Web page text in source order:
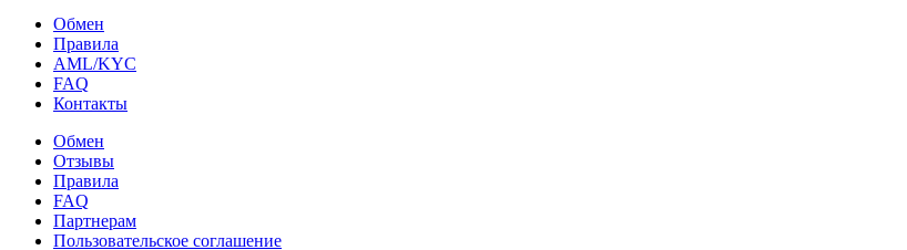
Обмен
Правила
AML/KYC
FAQ
Контакты
Обмен
Отзывы
Правила
FAQ
Партнерам
Пользовательское соглашение